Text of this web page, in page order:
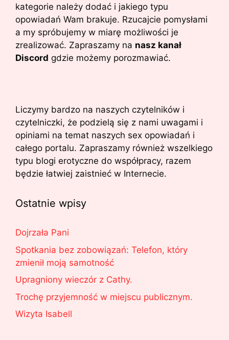
kategorie należy dodać i jakiego typu
opowiadań Wam brakuje. Rzucajcie pomysłami
a my spróbujemy w miarę możliwości je
zrealizować. Zapraszamy na nasz kanał
Discord gdzie możemy porozmawiać.
Liczymy bardzo na naszych czytelników i
czytelniczki, że podzielą się z nami uwagami i
opiniami na temat naszych sex opowiadań i
całego portalu. Zapraszamy również wszelkiego
typu blogi erotyczne do współpracy, razem
będzie łatwiej zaistnieć w Internecie.
Ostatnie wpisy
Dojrzała Pani
Spotkania bez zobowiązań: Telefon, który
zmienił moją samotność
Upragniony wieczór z Cathy.
Trochę przyjemność w miejscu publicznym.
Wizyta Isabell